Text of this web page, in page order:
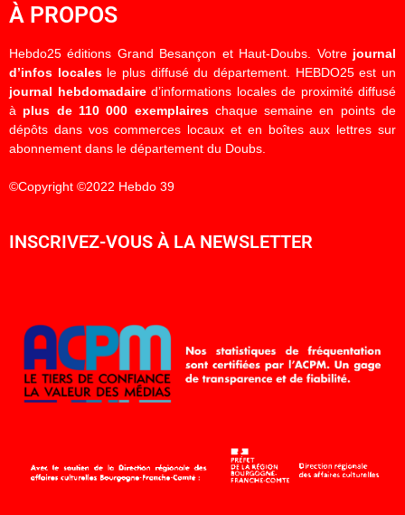
À PROPOS
Hebdo25 éditions Grand Besançon et Haut-Doubs. Votre journal
d’infos localesle plus diffusé du département. HEBDO25 est un
journal hebdomadaired’informations locales de proximité diffusé
à plus de 110 000 exemplaireschaque semaine en points de
dépôts dans vos commerces locaux et en boîtes aux lettres sur
abonnement dans le département du Doubs.
©Copyright ©2022 Hebdo 39
INSCRIVEZ-VOUS À LA NEWSLETTER